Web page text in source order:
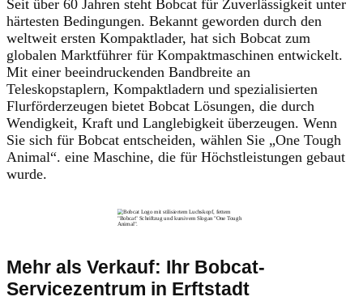
Seit über 60 Jahren steht Bobcat für Zuverlässigkeit unter
härtesten Bedingungen. Bekannt geworden durch den
weltweit ersten Kompaktlader, hat sich Bobcat zum
globalen Marktführer für Kompaktmaschinen entwickelt.
Mit einer beeindruckenden Bandbreite an
Teleskopstaplern, Kompaktladern und spezialisierten
Flurförderzeugen bietet Bobcat Lösungen, die durch
Wendigkeit, Kraft und Langlebigkeit überzeugen. Wenn
Sie sich für Bobcat entscheiden, wählen Sie „One Tough
Animal“. eine Maschine, die für Höchstleistungen gebaut
wurde.
Mehr als Verkauf: Ihr Bobcat-
Servicezentrum in Erftstadt